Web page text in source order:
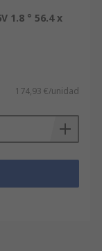
1.8 ° 56.4 x
174,93 €/unidad